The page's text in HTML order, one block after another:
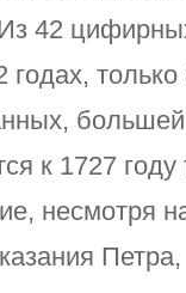
42
годах,
большей
к 1727
несмотря